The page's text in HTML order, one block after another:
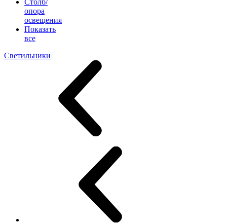
Столб/
опора
освещения
Показать
все
Светильники